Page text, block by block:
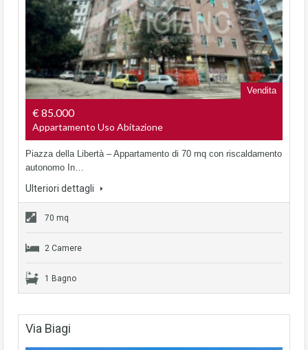
Vendita
€ 85.000
Appartamento Uso Abitazione
Piazza della Libertà – Appartamento di 70 mq con riscaldamento
autonomo In…
Ulteriori dettagli
70 mq
2 Camere
1 Bagno
Via Biagi